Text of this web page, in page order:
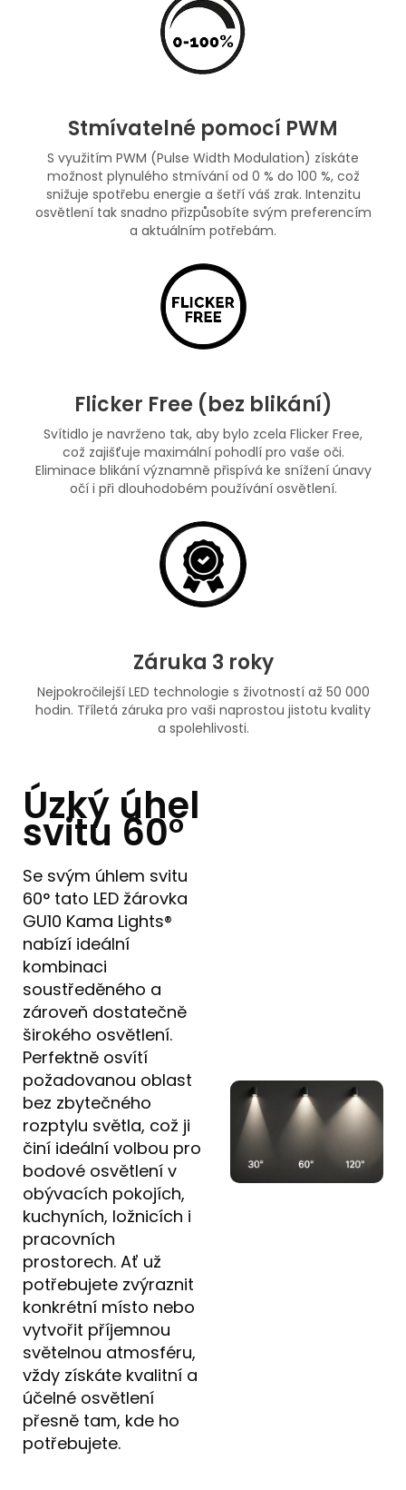
Stmívatelné pomocí PWM
S využitím PWM (Pulse Width Modulation) získáte
možnost plynulého stmívání od 0 % do 100 %, což
snižuje spotřebu energie a šetří váš zrak. Intenzitu
osvětlení tak snadno přizpůsobíte svým preferencím
a aktuálním potřebám.
Flicker Free (bez blikání)
Svítidlo je navrženo tak, aby bylo zcela Flicker Free,
což zajišťuje maximální pohodlí pro vaše oči.
Eliminace blikání významně přispívá ke snížení únavy
očí i při dlouhodobém používání osvětlení.
Záruka 3 roky
Nejpokročilejší LED technologie s životností až 50 000
hodin. Tříletá záruka pro vaši naprostou jistotu kvality
a spolehlivosti.
Úzký úhel
svitu 60°
Se svým úhlem svitu
60° tato LED žárovka
GU10 Kama Lights®
nabízí ideální
kombinaci
soustředěného a
zároveň dostatečně
širokého osvětlení.
Perfektně osvítí
požadovanou oblast
bez zbytečného
rozptylu světla, což ji
činí ideální volbou pro
bodové osvětlení v
obývacích pokojích,
kuchyních, ložnicích i
pracovních
prostorech. Ať už
potřebujete zvýraznit
konkrétní místo nebo
vytvořit příjemnou
světelnou atmosféru,
vždy získáte kvalitní a
účelné osvětlení
přesně tam, kde ho
potřebujete.